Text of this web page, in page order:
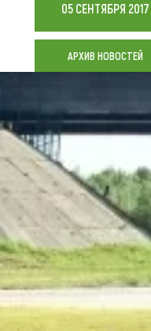
05 СЕНТЯБРЯ 2017
АРХИВ НОВОСТЕЙ